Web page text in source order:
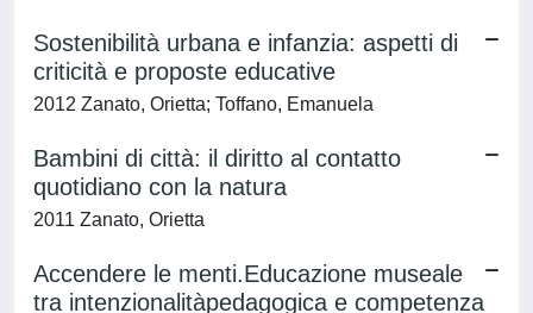
Sostenibilità urbana e infanzia: aspetti di
criticità e proposte educative
2012 Zanato, Orietta; Toffano, Emanuela
Bambini di città: il diritto al contatto
quotidiano con la natura
2011 Zanato, Orietta
Accendere le menti.Educazione museale
tra intenzionalitàpedagogica e competenza